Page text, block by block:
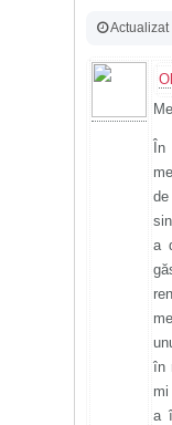
a
în
a